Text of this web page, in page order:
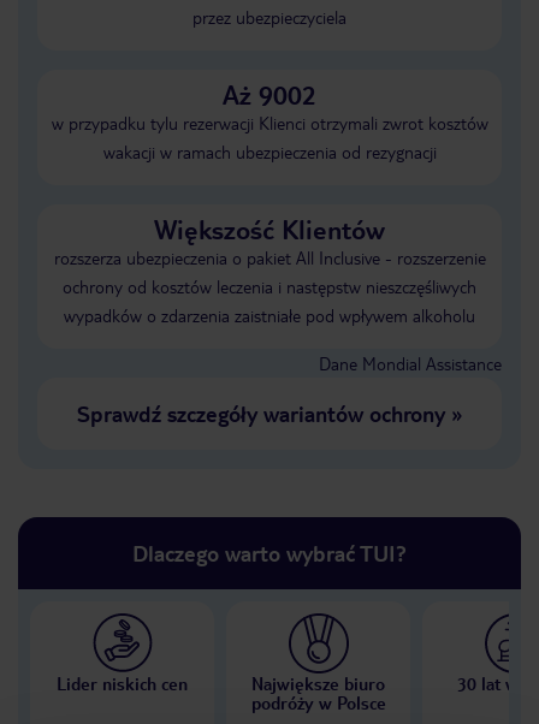
przez ubezpieczyciela
Aż 9002
w przypadku tylu rezerwacji Klienci otrzymali zwrot kosztów
wakacji w ramach ubezpieczenia od rezygnacji
Większość Klientów
rozszerza ubezpieczenia o pakiet All Inclusive - rozszerzenie
ochrony od kosztów leczenia i następstw nieszczęśliwych
wypadków o zdarzenia zaistniałe pod wpływem alkoholu
Dane Mondial Assistance
Sprawdź szczegóły wariantów ochrony»
Dlaczego warto wybrać TUI?
Lider niskich cen
Największe biuro
podróży w Polsce
30 lat w